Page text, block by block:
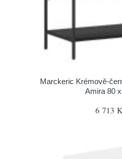
Marckeric Krémově-
Amira 80
6 713